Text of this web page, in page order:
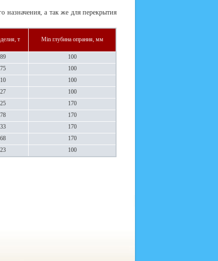
назначения, а так же для перекрытия
т
Min глубина опрания, мм
100
100
100
100
170
170
170
170
100